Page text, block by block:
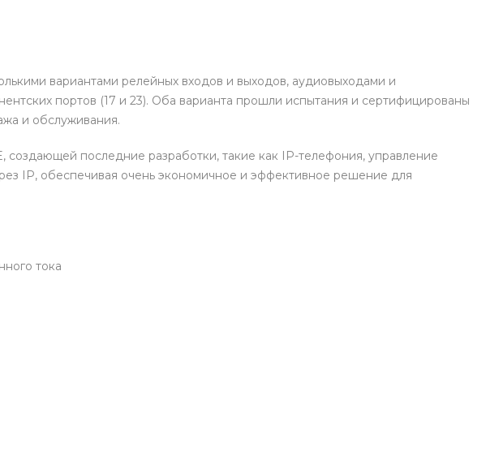
вариантами релейных входов и выходов, аудиовыходами и
портов (17 и 23). Оба варианта прошли испытания и сертифицированы
и обслуживания.
создающей последние разработки, такие как IP-телефония, управление
IP, обеспечивая очень экономичное и эффективное решение для
тока